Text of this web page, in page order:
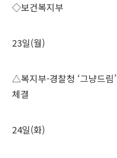
◇보건복지부
23일(월)
△복지부-경찰청 ‘그냥드림
체결
24일(화)